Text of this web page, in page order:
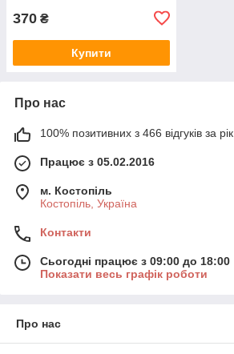
370 ₴
Купити
Про нас
100% позитивних з 466 відгуків за рік
Працює з 05.02.2016
м. Костопіль
Костопіль, Україна
Контакти
Сьогодні працює з 09:00 до 18:00
Показати весь графік роботи
Про нас